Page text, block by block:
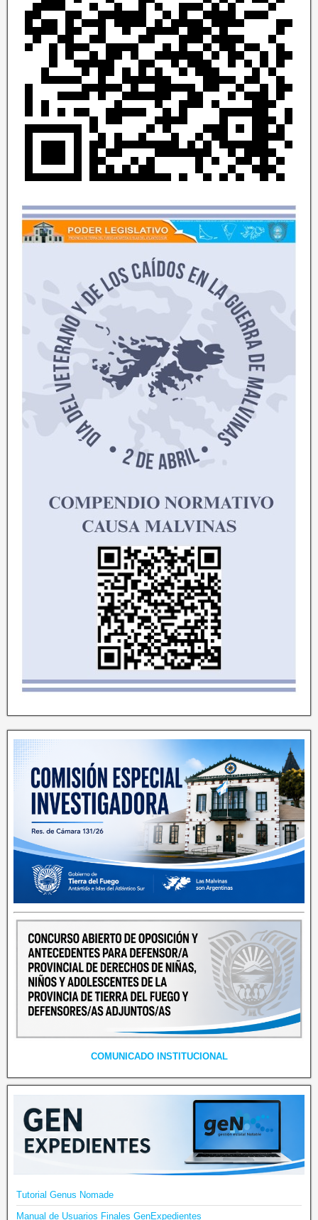
COMUNICADO INSTITUCIONAL
Tutorial Genus Nomade
Manual de Usuarios Finales GenExpedientes